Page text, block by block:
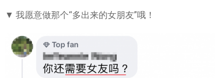
▼ 我愿意做那个“多出来的女朋友”哦！